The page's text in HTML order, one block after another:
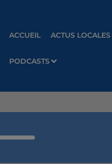
ACCUEIL ACTUS LOCALES
PODCASTS